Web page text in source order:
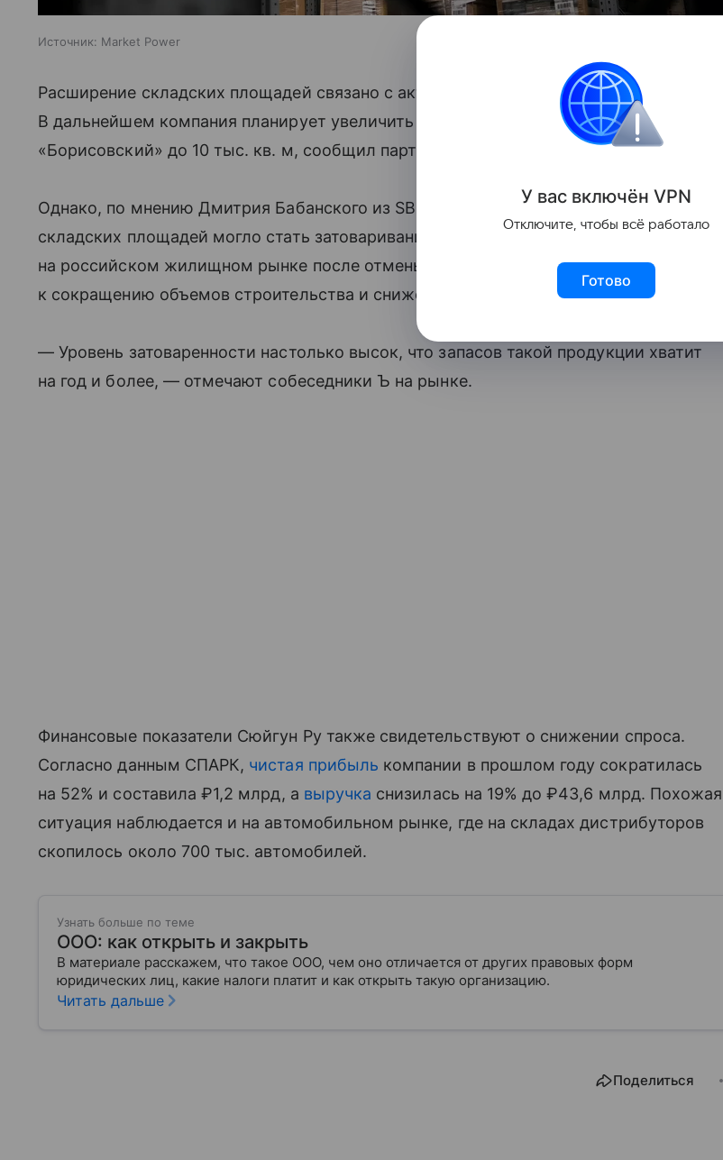
Источник: Market Power
Расширение складских площадей связано с активным экспортомтехники в Россию.
В дальнейшем компания планирует увеличить арендуемые площади в логопарке
«Борисовский» до 10 тыс. кв. м, сообщил партнер NF Group Константин Фомиченко.
Однако, по мнению Дмитрия Бабанского из SBS Consulting, причиной расширения
складских площадей могло стать затоваривание рынка спецтехники. Кризис
на российском жилищном рынке после отмены программы льготной ипотеки привел
к сокращению объемов строительства и снижению
на спецтехнику.
— Уровень затоваренности настолько высок, что запасов такой продукции хватит
на год и более, — отмечают собеседники Ъ на рынке.
Финансовые показатели Сюйгун Ру также свидетельствуют о снижении спроса.
Согласно данным СПАРК, чистая прибыль компании в прошлом году сократилась
на 52% и составила ₽1,2 млрд, а выручка снизилась на 19% до ₽43,6 млрд. Похожая
ситуация наблюдается и на автомобильном рынке, где на складах дистрибуторов
скопилось около 700 тыс. автомобилей.
Узнать больше по теме
ООО: как открыть и закрыть
В материале расскажем, что такое ООО, чем оно отличается от других правовых форм
юридических лиц, какие налоги платит и как открыть такую организацию.
Читать дальше
Поделиться
У вас включён VPN
Отключите, чтобы всё работало
Готово